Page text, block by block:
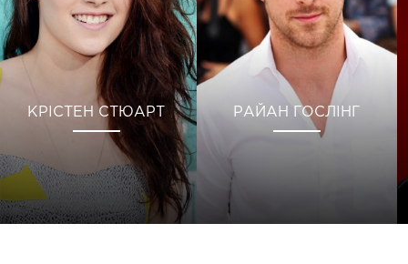
КРІСТЕН СТЮАРТ РАЙАН ГОСЛІНГ